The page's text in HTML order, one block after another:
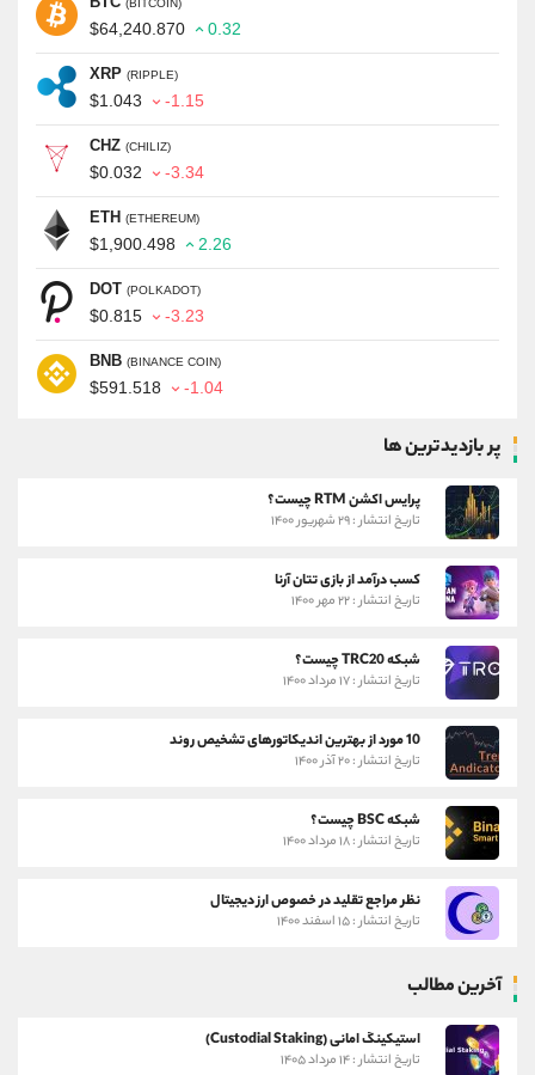
(BITCOIN)
$64,240.870 0.32
XRP (RIPPLE)
$1.043 -1.15
CHZ (CHILIZ)
$0.032 -3.34
ETH (ETHEREUM)
$1,900.498 2.26
DOT (POLKADOT)
$0.815 -3.23
BNB (BINANCE COIN)
$591.518 -1.04
پر بازدیدترین ها
پرایس اکشن RTM چیست؟
تاریخ انتشار : ۲۹ شهریور ۱۴۰۰
کسب درآمد از بازی تتان آرنا
تاریخ انتشار : ۲۲ مهر ۱۴۰۰
شبکه TRC20 چیست؟
تاریخ انتشار : ۱۷ مرداد ۱۴۰۰
10 مورد از بهترین اندیکاتورهای تشخیص روند
تاریخ انتشار : ۲۰ آذر ۱۴۰۰
شبکه BSC چیست؟
تاریخ انتشار : ۱۸ مرداد ۱۴۰۰
نظر مراجع تقلید در خصوص ارز دیجیتال
تاریخ انتشار : ۱۵ اسفند ۱۴۰۰
آخرین مطالب
استیکینگ امانی (Custodial Staking)
تاریخ انتشار : ۱۴ مرداد ۱۴۰۵